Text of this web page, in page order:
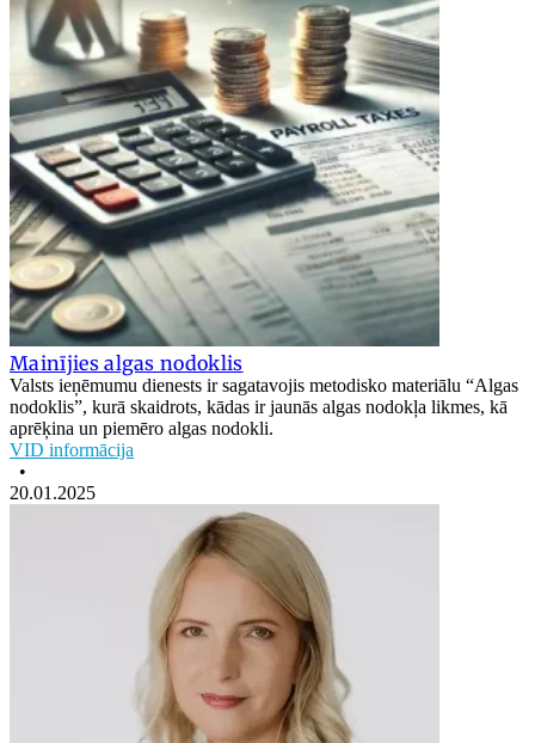
Mainījies algas nodoklis
Valsts ieņēmumu dienests ir sagatavojis metodisko materiālu “Algas
nodoklis”, kurā skaidrots, kādas ir jaunās algas nodokļa likmes, kā
aprēķina un piemēro algas nodokli.
VID informācija
•
20.01.2025